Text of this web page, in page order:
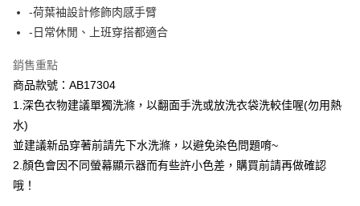
每筆NT$60，滿NT$1,000(含以上)免運費
7-11取貨付款
每筆NT$60，滿NT$1,000(含以上)免運費
付款後7-11取貨
每筆NT$60，滿NT$1,000(含以上)免運費
宅配
每筆NT$120，滿NT$1,000(含以上)免運費
付款後門市自取
-荷葉袖設計修飾肉感手臂
-日常休閒、上班穿搭都適合
銷售重點
商品款號：AB17304
1.深色衣物建議單獨洗滌，以翻面手洗或放洗衣袋洗較佳喔(勿用熱
水)
並建議新品穿著前請先下水洗滌，以避免染色問題唷~
2.顏色會因不同螢幕顯示器而有些許小色差，購買前請再做確認
哦！